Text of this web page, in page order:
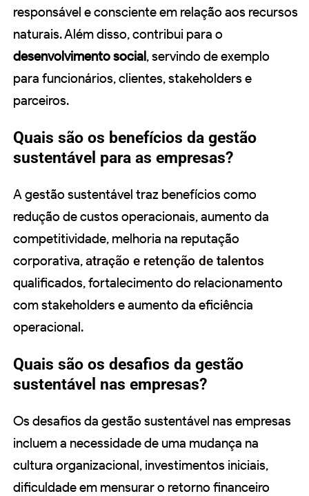
responsável e consciente em relação aos recursos
naturais. Além disso, contribui para o
desenvolvimento social, servindo de exemplo
para funcionários, clientes, stakeholders e
parceiros.
Quais são os benefícios da gestão
sustentável para as empresas?
A gestão sustentável traz benefícios como
redução de custos operacionais, aumento da
competitividade, melhoria na reputação
corporativa,atração e retenção de talentos
qualificados, fortalecimento do relacionamento
com stakeholders e aumento da eficiência
operacional.
Quais são os desafios da gestão
sustentável nas empresas?
Os desafios da gestão sustentável nas empresas
incluem a necessidade de uma mudança na
cultura organizacional, investimentos iniciais,
dificuldade em mensurar o retorno financeiro